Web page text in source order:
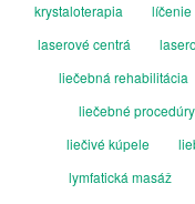
krystaloterapia
líčenie
laserové centrá
liečebná rehabilitácia
liečebné procedúry
liečivé kúpele
lymfatická masáž